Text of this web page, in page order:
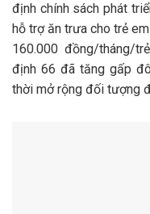
định chính sách phát
hỗ trợ ăn trưa cho trẻ
160.000 đồng/tháng/
định 66 đã tăng gấp
thời mở rộng đối tượng